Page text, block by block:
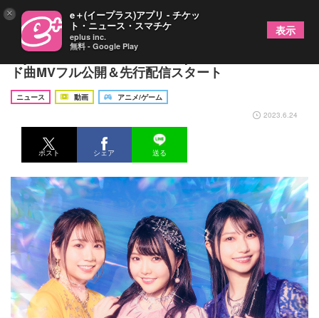
TrySail、ニューアルバム『SuperBloom』よりリー
ド曲MVフル公開＆先行配信スタート
ニュース 動画
アニメ/ゲーム
2023.6.24
ポスト シェア 送る
× e＋(イープラス)アプリ - チケッ
ト・ニュース・スマチケ
eplus inc.
無料 - Google Play
表示